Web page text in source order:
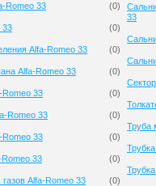
Romeo 33 (0)
33 (0)
Alfa-Romeo 33 (0)
Alfa-Romeo 33 (0)
Romeo 33 (0)
Romeo 33 (0)
Romeo 33 (0)
33 (0)
Alfa-Romeo 33 (0)
33
Труба